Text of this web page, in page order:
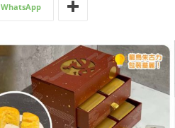
WhatsApp